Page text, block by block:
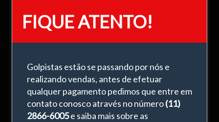
FIQUE ATENTO!
Golpistas estão se passando por nós e
realizando vendas, antes de efetuar
qualquer pagamento pedimos que entre em
contato conosco através no número(11)
2866-6005e saiba mais sobre as
FVT participará da Glass South e
fevereiro 3, 2025